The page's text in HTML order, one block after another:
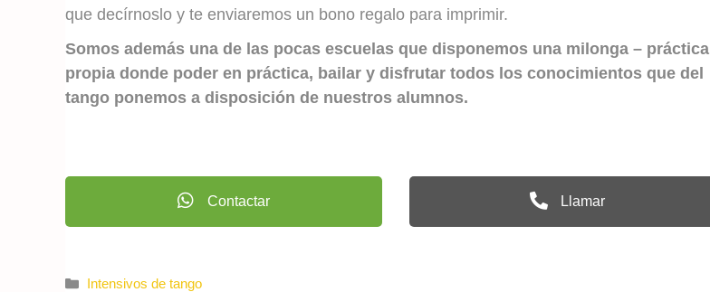
que decírnoslo y te enviaremos un bono regalo para imprimir.
Somos además una de las pocas escuelas que disponemos una milonga – práctica
propia donde poder en práctica, bailar y disfrutar todos los conocimientos que del
tango ponemos a disposición de nuestros alumnos.
Contactar Llamar
Categories
Intensivos de tango